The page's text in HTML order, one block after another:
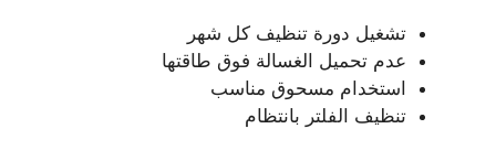
تشغيل دورة تنظيف كل شهر
عدم تحميل الغسالة فوق طاقتها
استخدام مسحوق مناسب
تنظيف الفلتر بانتظام